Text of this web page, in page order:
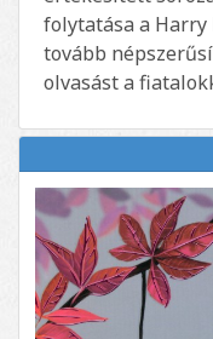
folytatása a
tovább
olvasást a